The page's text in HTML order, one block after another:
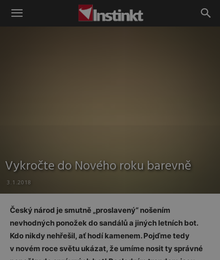
Instinkt
Vykročte do Nového roku barevně
3.1.2018
Český národ je smutně „proslavený“ nošením
nevhodných ponožek do sandálů a jiných letních bot.
Kdo nikdy nehřešil, ať hodí kamenem. Pojďme tedy
v novém roce světu ukázat, že umíme nosit ty správné